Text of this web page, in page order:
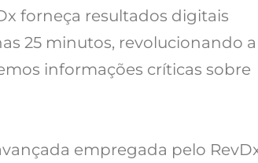
forneça resultados digitais
25 minutos, revolucionando a
informações críticas sobre
empregada pelo